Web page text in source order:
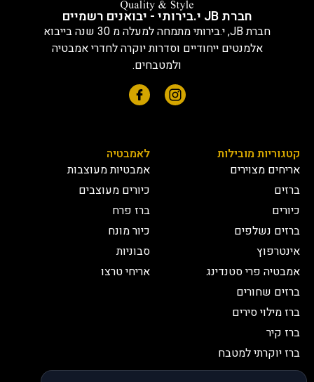
חברת JB י.בירותי - יבואנים רשמיים
חברת JB, י.בירותי מתמחה למעלה מ 30 שנה בייבוא
אלמנטים ייחודיים וסדרות יוקרה לחדרי אמבטיה
ולמטבחים.
קטגוריות מובילות
אריחים מצוירים
ברזים
כיורים
ברזים נשלפים
אינטרפוץ
אמבטיה פרי סטנדינג
ברזים שחורים
ברז מילוי סירים
ברז קיר
ברז יוקרתי למטבח
לאמבטיה
אמבטיות מעוצבות
כיורים מעוצבים
ברז פרח
כיור מונח
סבוניות
אריחי טרצו